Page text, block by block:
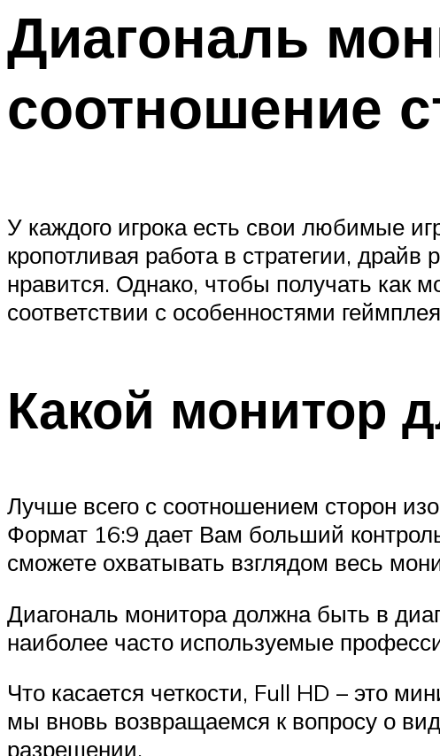
Диагональ
соотношение
У каждого игрока есть свои любимые
кропотливая работа в стратегии,
нравится. Однако, чтобы получать как
соответствии с особенностями
Какой монитор
Лучше всего с соотношением сторон
Формат 16:9 дает Вам больший
сможете охватывать взглядом весь
Диагональ монитора должна быть в
наиболее часто используемые
Что касается четкости, Full HD – это
мы вновь возвращаемся к вопросу о
разрешении.